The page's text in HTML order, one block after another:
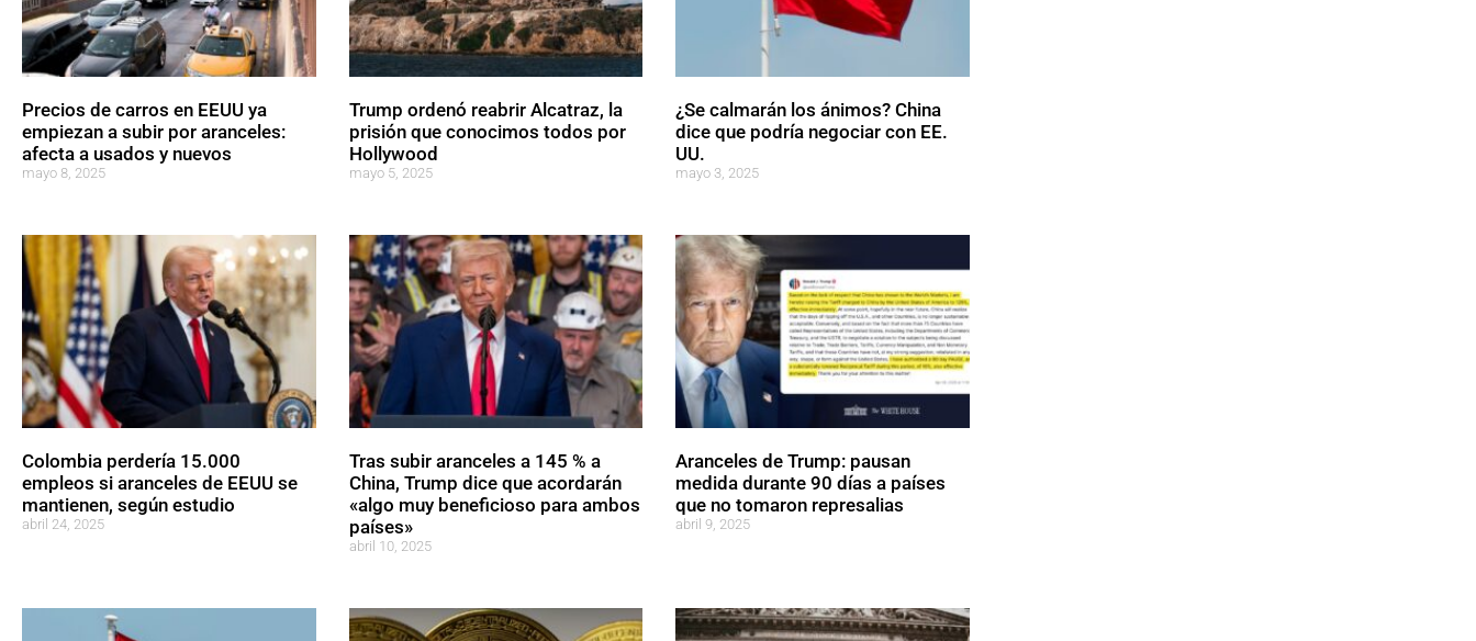
Precios de carros en EEUU ya
empiezan a subir por aranceles:
afecta a usados y nuevos
mayo 8, 2025
Trump ordenó reabrir Alcatraz, la
prisión que conocimos todos por
Hollywood
mayo 5, 2025
¿Se calmarán los ánimos? China
dice que podría negociar con EE.
UU.
mayo 3, 2025
Colombia perdería 15.000
empleos si aranceles de EEUU se
mantienen, según estudio
abril 24, 2025
Tras subir aranceles a 145 % a
China, Trump dice que acordarán
«algo muy beneficioso para ambos
países»
abril 10, 2025
Aranceles de Trump: pausan
medida durante 90 días a países
que no tomaron represalias
abril 9, 2025